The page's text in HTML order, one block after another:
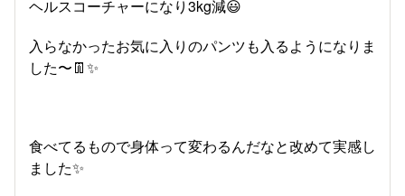
ヘルスコーチャーになり3kg減😃
入らなかったお気に入りのパンツも入るようになりま
した〜👖✨
食べてるもので身体って変わるんだなと改めて実感し
ました✨